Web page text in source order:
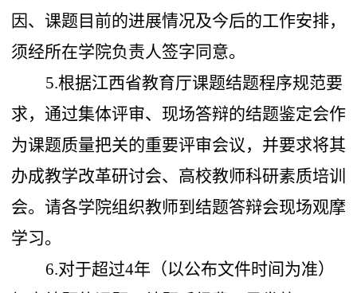
因、课题目前的进展情况及今后的工作安排，
须经所在学院负责人签字同意。
5.根据江西省教育厅课题结题程序规范要
求，通过集体评审、现场答辩的结题鉴定会作
为课题质量把关的重要评审会议，并要求将其
办成教学改革研讨会、高校教师科研素质培训
会。请各学院组织教师到结题答辩会现场观摩
学习。
6.对于超过4年（以公布文件时间为准）